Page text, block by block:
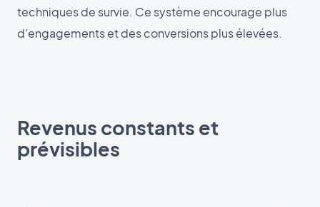
techniques de survie. Ce système encourage plus
d'engagements et des conversions plus élevées.
Revenus constants et
prévisibles